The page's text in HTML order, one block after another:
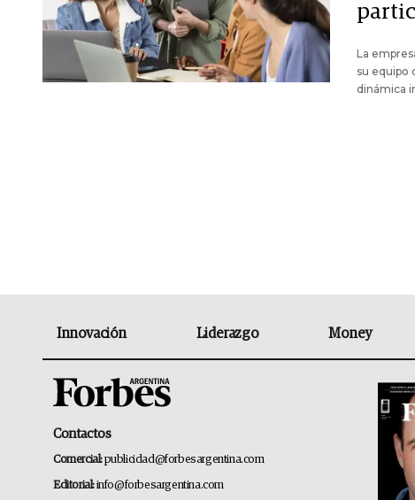
La
su equipo
dinámica
Innovación Liderazgo Money
Contactos
Comercial:publicidad@forbesargentina.com
Editorial:info@forbesargentina.com